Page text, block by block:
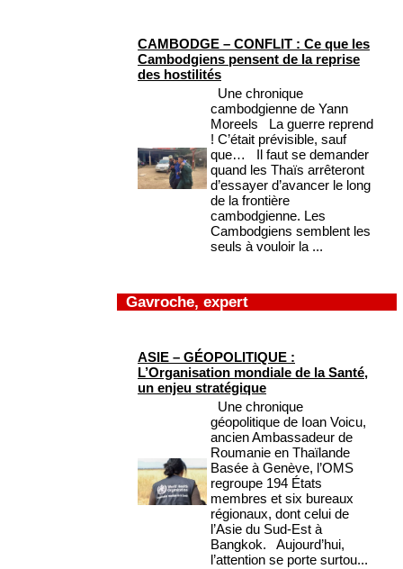
CAMBODGE – CONFLIT : Ce que les
Cambodgiens pensent de la reprise
des hostilités
Une chronique
cambodgienne de Yann
Moreels La guerre reprend
! C’était prévisible, sauf
que… Il faut se demander
quand les Thaïs arrêteront
d’essayer d’avancer le long
de la frontière
cambodgienne. Les
Cambodgiens semblent les
seuls à vouloir la ...
Gavroche, expert
ASIE – GÉOPOLITIQUE :
L’Organisation mondiale de la Santé,
un enjeu stratégique
Une chronique
géopolitique de Ioan Voicu,
ancien Ambassadeur de
Roumanie en Thaïlande
Basée à Genève, l’OMS
regroupe 194 États
membres et six bureaux
régionaux, dont celui de
l’Asie du Sud-Est à
Bangkok. Aujourd’hui,
l’attention se porte surtou...